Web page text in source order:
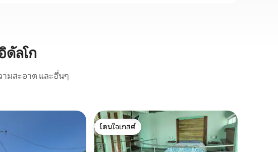
ลโก
มสะอาด และอื่นๆ
โดนใจเกสต์
โดนใจเกสต์